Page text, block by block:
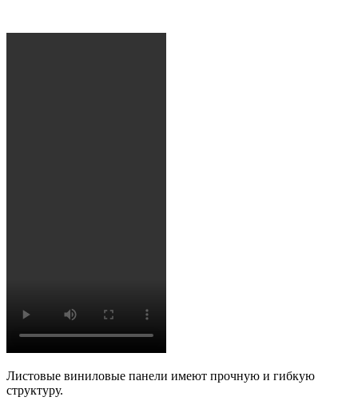
Листовые виниловые панели имеют прочную и гибкую
структуру.